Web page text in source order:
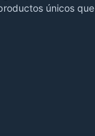
únicos que